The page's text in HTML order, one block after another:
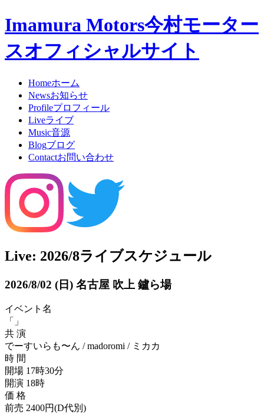
Imamura Motors今村モーター
スオフィシャルサイト
Homeホーム
Newsお知らせ
Profileプロフィール
Liveライブ
Music音源
Blogブログ
Contactお問い合わせ
Live: 2026/8ライブスケジュール
2026/8/02 (日) 名古屋 吹上 鑪ら場
イベント名
「」
共 演
でーすいらも〜ん / madoromi / ミカカ
時 間
開場 17時30分
開演 18時
価 格
前売 2400円(D代別)